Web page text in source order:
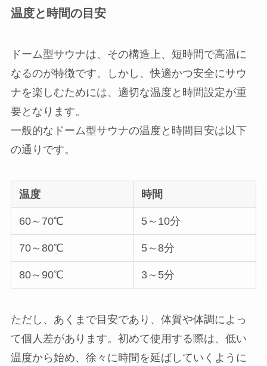
温度と時間の目安
ドーム型サウナは、その構造上、短時間で高温に
なるのが特徴です。しかし、快適かつ安全にサウ
ナを楽しむためには、適切な温度と時間設定が重
要となります。
一般的なドーム型サウナの温度と時間目安は以下
の通りです。
温度 時間
60～70℃ 5～10分
70～80℃ 5～8分
80～90℃ 3～5分
ただし、あくまで目安であり、体質や体調によっ
て個人差があります。初めて使用する際は、低い
温度から始め、徐々に時間を延ばしていくように